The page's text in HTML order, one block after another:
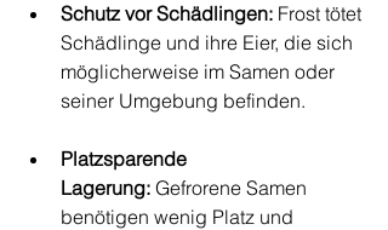
Schutz vor Schädlingen: Frost tötet
Schädlinge und ihre Eier, die sich
möglicherweise im Samen oder
seiner Umgebung befinden.
Platzsparende
Lagerung: Gefrorene Samen
benötigen wenig Platz und